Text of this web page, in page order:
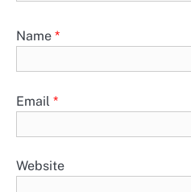
Name *
Email *
Website